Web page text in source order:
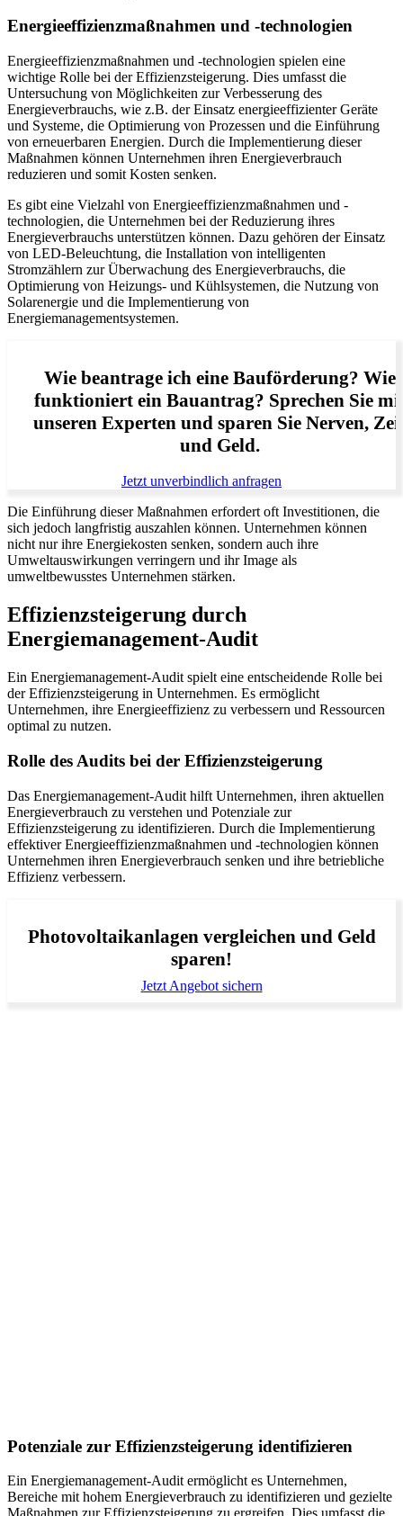
Energieeffizienzmaßnahmen und -technologien
Energieeffizienzmaßnahmen und -technologien spielen eine
wichtige Rolle bei der Effizienzsteigerung. Dies umfasst die
Untersuchung von Möglichkeiten zur Verbesserung des
Energieverbrauchs, wie z.B. der Einsatz energieeffizienter Geräte
und Systeme, die Optimierung von Prozessen und die Einführung
von erneuerbaren Energien. Durch die Implementierung dieser
Maßnahmen können Unternehmen ihren Energieverbrauch
reduzieren und somit Kosten senken.
Es gibt eine Vielzahl von Energieeffizienzmaßnahmen und -
technologien, die Unternehmen bei der Reduzierung ihres
Energieverbrauchs unterstützen können. Dazu gehören der Einsatz
von LED-Beleuchtung, die Installation von intelligenten
Stromzählern zur Überwachung des Energieverbrauchs, die
Optimierung von Heizungs- und Kühlsystemen, die Nutzung von
Solarenergie und die Implementierung von
Energiemanagementsystemen.
Wie beantrage ich eine Bauförderung? Wie
funktioniert ein Bauantrag? Sprechen Sie
unseren Experten und sparen Sie Nerven,
und Geld.
Jetzt unverbindlich anfragen
Die Einführung dieser Maßnahmen erfordert oft Investitionen, die
sich jedoch langfristig auszahlen können. Unternehmen können
nicht nur ihre Energiekosten senken, sondern auch ihre
Umweltauswirkungen verringern und ihr Image als
umweltbewusstes Unternehmen stärken.
Effizienzsteigerung durch
Energiemanagement-Audit
Ein Energiemanagement-Audit spielt eine entscheidende Rolle bei
der Effizienzsteigerung in Unternehmen. Es ermöglicht
Unternehmen, ihre Energieeffizienz zu verbessern und Ressourcen
optimal zu nutzen.
Rolle des Audits bei der Effizienzsteigerung
Das Energiemanagement-Audit hilft Unternehmen, ihren aktuellen
Energieverbrauch zu verstehen und Potenziale zur
Effizienzsteigerung zu identifizieren. Durch die Implementierung
effektiver Energieeffizienzmaßnahmen und -technologien können
Unternehmen ihren Energieverbrauch senken und ihre betriebliche
Effizienz verbessern.
Photovoltaikanlagen vergleichen und Geld
sparen!
Jetzt Angebot sichern
Potenziale zur Effizienzsteigerung identifizieren
Ein Energiemanagement-Audit ermöglicht es Unternehmen,
Bereiche mit hohem Energieverbrauch zu identifizieren und gezielte